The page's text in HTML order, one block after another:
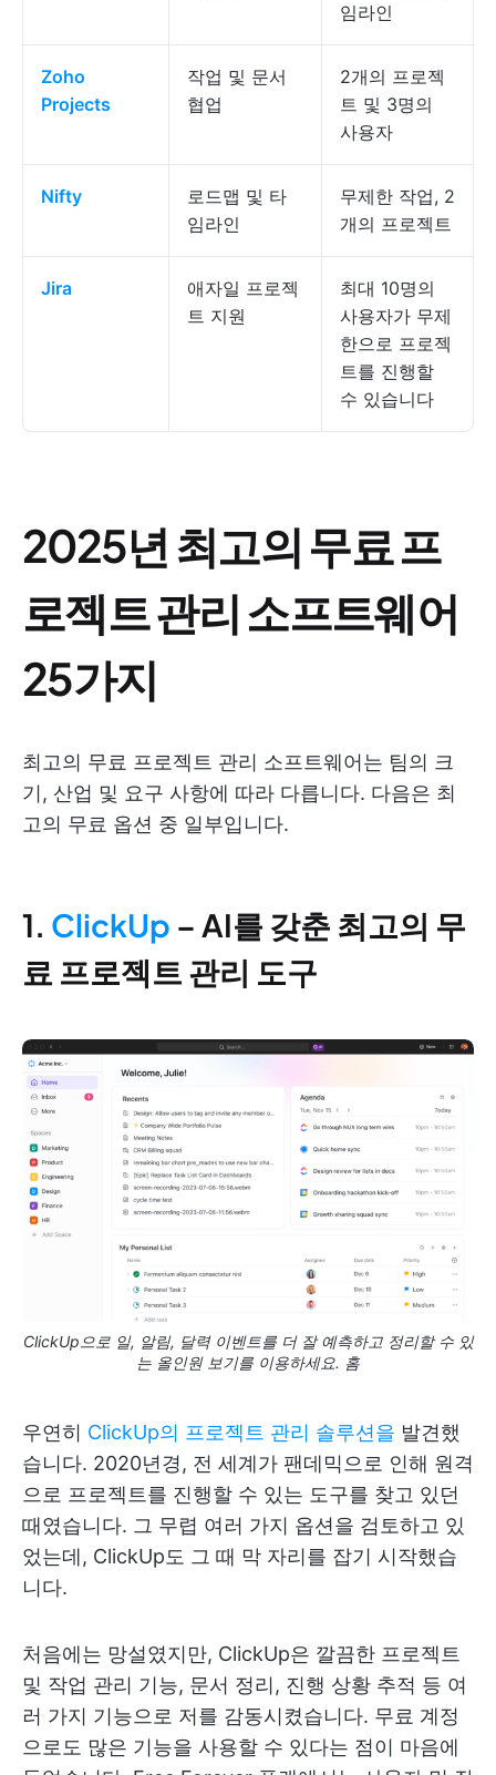
임라인
Zoho
Projects
작업 및 문서
협업
2개의 프로젝
트 및 3명의
사용자
Nifty
로드맵 및 타
임라인
무제한 작업, 2
개의 프로젝트
Jira
애자일 프로젝
트 지원
최대 10명의
사용자가 무제
한으로 프로젝
트를 진행할
수 있습니다
2025년 최고의 무료 프
로젝트 관리 소프트웨어
25가지
최고의 무료 프로젝트 관리 소프트웨어는 팀의 크
기, 산업 및 요구 사항에 따라 다릅니다. 다음은 최
고의 무료 옵션 중 일부입니다.
1. ClickUp – AI를 갖춘 최고의 무
료 프로젝트 관리 도구
ClickUp으로 일, 알림, 달력 이벤트를 더 잘 예측하고 정리할 수 있
는 올인원 보기를 이용하세요. 홈
우연히 ClickUp의 프로젝트 관리 솔루션을 발견했
습니다. 2020년경, 전 세계가 팬데믹으로 인해 원격
으로 프로젝트를 진행할 수 있는 도구를 찾고 있던
때였습니다. 그 무렵 여러 가지 옵션을 검토하고 있
었는데, ClickUp도 그 때 막 자리를 잡기 시작했습
니다.
처음에는 망설였지만, ClickUp은 깔끔한 프로젝트
및 작업 관리 기능, 문서 정리, 진행 상황 추적 등 여
러 가지 기능으로 저를 감동시켰습니다. 무료 계정
으로도 많은 기능을 사용할 수 있다는 점이 마음에